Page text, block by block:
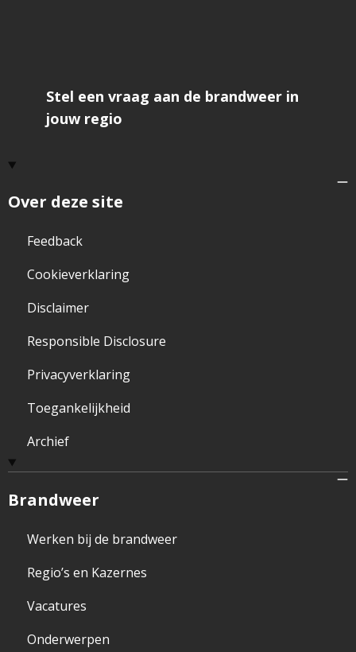
Over deze site
Feedback
Cookieverklaring
Disclaimer
Responsible Disclosure
Privacyverklaring
Toegankelijkheid
Archief
Brandweer
Werken bij de brandweer
Regio’s en Kazernes
Vacatures
Onderwerpen
Stel een vraag aan de brandweer in
jouw regio